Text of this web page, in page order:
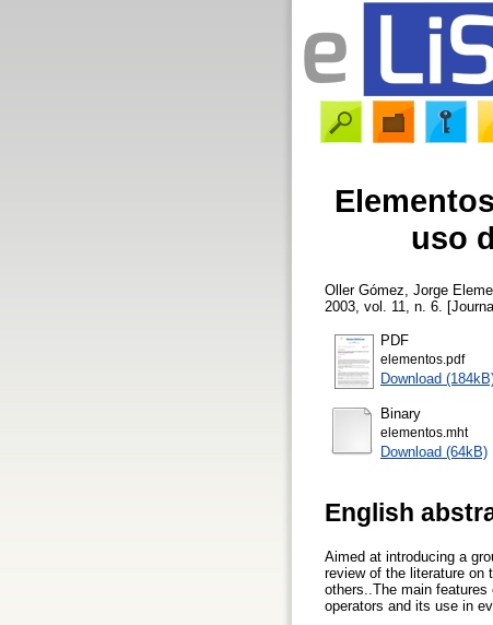
uso
Oller Gómez, Jorge
2003, vol. 11, n. 6.
PDF
elementos.pdf
Download
Binary
elementos.mht
Download (64kB)
English
Aimed at introducing a
review of the literature on
others..The main
operators and its use in